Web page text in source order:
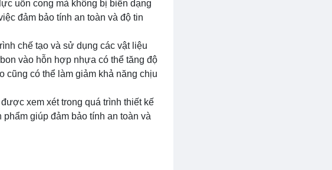
uốn cong mà không bị biến dạng
đảm bảo tính an toàn và độ tin
chế tạo và sử dụng các vật liệu
vào hỗn hợp nhựa có thể tăng độ
cũng có thể làm giảm khả năng chịu
xem xét trong quá trình thiết kế
giúp đảm bảo tính an toàn và